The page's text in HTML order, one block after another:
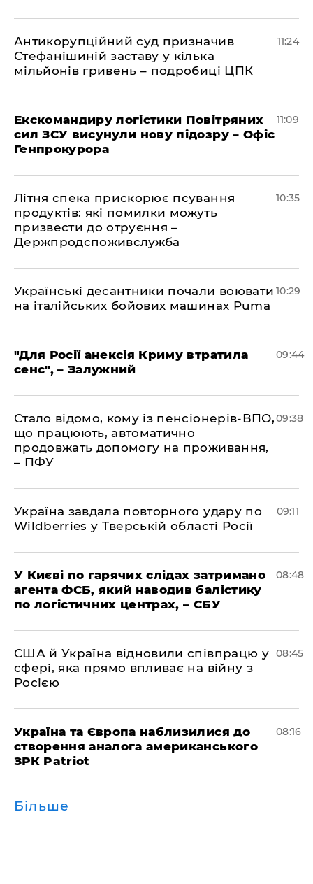
Антикорупційний суд призначив
Стефанішиній заставу у кілька
мільйонів гривень – подробиці ЦПК
11:24
Екскомандиру логістики Повітряних
сил ЗСУ висунули нову підозру – Офіс
Генпрокурора
11:09
Літня спека прискорює псування
продуктів: які помилки можуть
призвести до отруєння –
Держпродспоживслужба
10:35
Українські десантники почали воювати
на італійських бойових машинах Puma
10:29
"Для Росії анексія Криму втратила
сенс", – Залужний
09:44
Стало відомо, кому із пенсіонерів-ВПО,
що працюють, автоматично
продовжать допомогу на проживання,
– ПФУ
09:38
Україна завдала повторного удару по
Wildberries у Тверській області Росії
09:11
У Києві по гарячих слідах затримано
агента ФСБ, який наводив балістику
по логістичних центрах, – СБУ
08:48
США й Україна відновили співпрацю у
сфері, яка прямо впливає на війну з
Росією
08:45
Україна та Європа наблизилися до
створення аналога американського
ЗРК Patriot
08:16
Більше